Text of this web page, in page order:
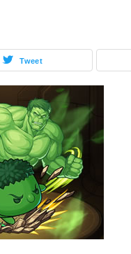
Tweet